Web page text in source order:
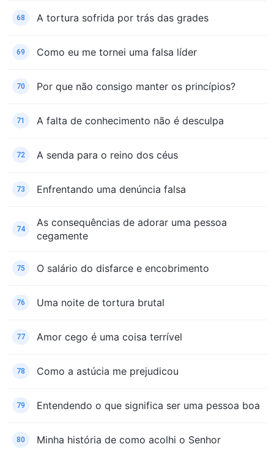
68 A tortura sofrida por trás das grades
69 Como eu me tornei uma falsa líder
70 Por que não consigo manter os princípios?
71 A falta de conhecimento não é desculpa
72 A senda para o reino dos céus
73 Enfrentando uma denúncia falsa
74
As consequências de adorar uma pessoa
cegamente
75 O salário do disfarce e encobrimento
76 Uma noite de tortura brutal
77 Amor cego é uma coisa terrível
78 Como a astúcia me prejudicou
79 Entendendo o que significa ser uma pessoa boa
80 Minha história de como acolhi o Senhor